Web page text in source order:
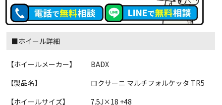
■ホイール詳細
【ホイールメーカー】
BADX
【製品名】
ロクサーニ マルチフォルケッタ TR5
【ホイールサイズ】
7.5J×18 +48